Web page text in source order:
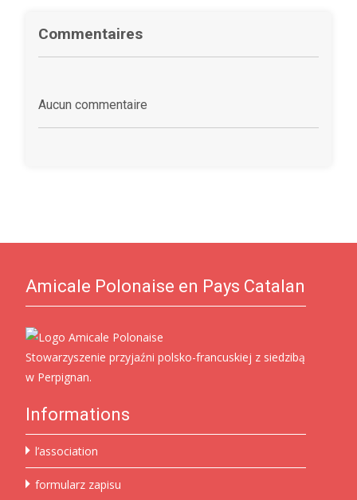
Commentaires
Aucun commentaire
Amicale Polonaise en Pays Catalan
Stowarzyszenie przyjaźni polsko-francuskiej z siedzibą
w Perpignan.
Informations
l’association
formularz zapisu